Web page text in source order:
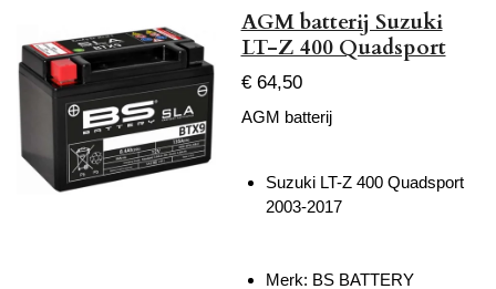
AGM batterij Suzuki
LT-Z 400 Quadsport
€ 64,50
AGM batterij
Suzuki LT-Z 400 Quadsport
2003-2017
Merk: BS BATTERY